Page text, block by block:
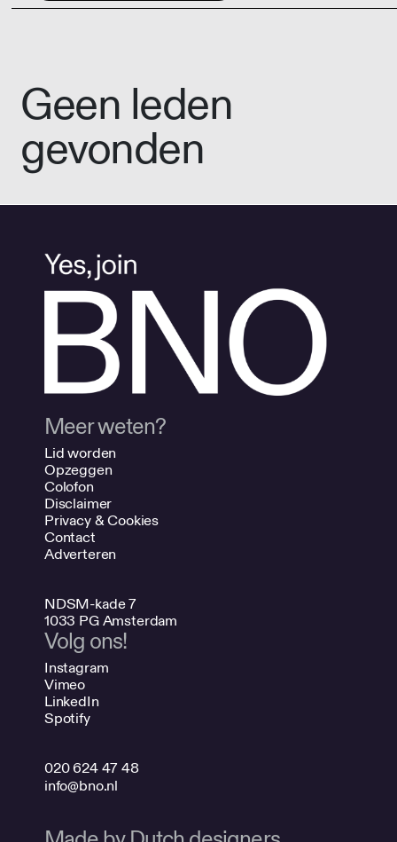
Geen leden
gevonden
Meer weten?
Lid worden
Opzeggen
Colofon
Disclaimer
Privacy & Cookies
Contact
Adverteren
NDSM-kade 7
1033 PG Amsterdam
Volg ons!
Instagram
Vimeo
LinkedIn
Spotify
020 624 47 48
info@bno.nl